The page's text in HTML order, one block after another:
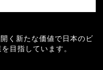
く新たな価値で日本のビ
目指しています。